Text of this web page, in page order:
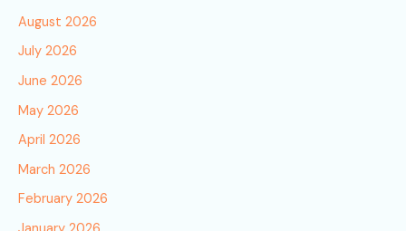
August 2026
July 2026
June 2026
May 2026
April 2026
March 2026
February 2026